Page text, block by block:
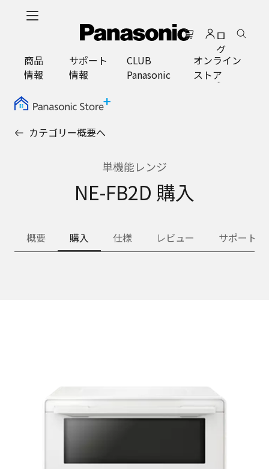
ロ
グ
イ
ン
商品
情報
サポート
情報
CLUB
Panasonic
オンライン
ストア
カテゴリー概要へ
単機能レンジ
NE-FB2D 購入
概要 購入 仕様 レビュー サポート